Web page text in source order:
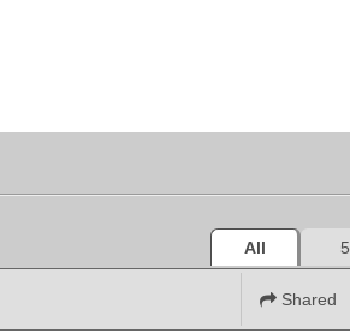
All 5
Shared